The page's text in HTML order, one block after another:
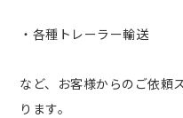
・各種トレーラー輸送
など、お客様からのご依頼
ります。